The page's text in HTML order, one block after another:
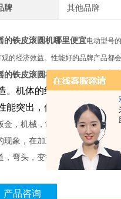
牌 其他品牌
的铁皮滚圆机哪里便宜电动型号
观的经济效益。性能好的品牌产品都
的铁皮滚圆机哪里便宜
厂家
。机体的结构采用国标的
能突出，保修时间长。管道
金，机械，制造，金属成型设
现象，在加工直径比较小的的
，弯头，变径的钣金配件的。定
产品咨询